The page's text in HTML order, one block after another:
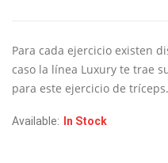
era:
€1,190.
es:
€890.
Para cada ejercicio existen
caso la línea Luxury te trae
para este ejercicio de tríceps.
Available: In Stock